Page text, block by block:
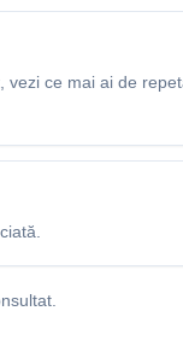
ce mai ai de